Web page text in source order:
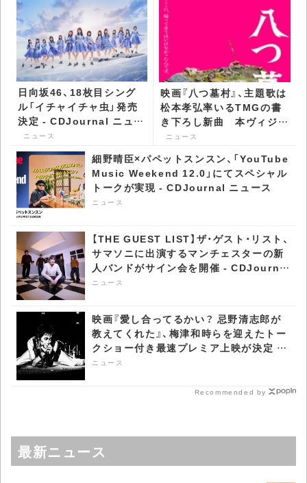
日向坂46、18枚目シング
ル「イチャイチャ虫」発売
決定 - CDJournal ニュー
ス
ニュース
映画『八つ墓村』、主題歌は
松本孝弘率いるTMGの書
き下ろし新曲 本ヴィジュ
アル＆予告も公開 -
ニュース
細野晴臣×パペットスンスン、「YouTube
Music Weekend 12.0」にてスペシャル
トークが実現 - CDJournal ニュース
ニュース
【THE GUEST LIST】ザ・ゲスト・リスト、
サマソニに出演するマンチェスターの新
人バンドがサイン会を開催 - CDJournal
ニュース
ニュース
映画『愛し合ってるかい？ 忌野清志郎が
教えてくれた』、梅津和時らを迎えたトー
クショー付き最速プレミア上映が決定 -
CDJournal ニュース
ニュース
Recommended by
最新ニュース